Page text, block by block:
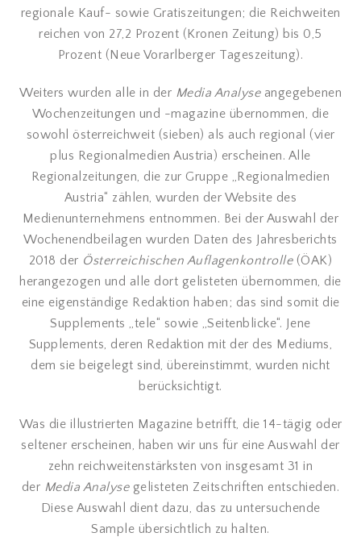
regionale Kauf- sowie Gratiszeitungen; die Reichweiten
reichen von 27,2 Prozent (Kronen Zeitung) bis 0,5
Prozent (Neue Vorarlberger Tageszeitung).
Weiters wurden alle in der Media Analyseangegebenen
Wochenzeitungen und -magazine übernommen, die
sowohl österreichweit (sieben) als auch regional (vier
plus Regionalmedien Austria) erscheinen. Alle
Regionalzeitungen, die zur Gruppe „Regionalmedien
Austria“ zählen, wurden der Website des
Medienunternehmens entnommen. Bei der Auswahl der
Wochenendbeilagen wurden Daten des Jahresberichts
2018 der Österreichischen Auflagenkontrolle(ÖAK)
herangezogen und alle dort gelisteten übernommen, die
eine eigenständige Redaktion haben; das sind somit die
Supplements „tele“ sowie „Seitenblicke“. Jene
Supplements, deren Redaktion mit der des Mediums,
dem sie beigelegt sind, übereinstimmt, wurden nicht
berücksichtigt.
Was die illustrierten Magazine betrifft, die 14-tägig oder
seltener erscheinen, haben wir uns für eine Auswahl der
zehn reichweitenstärksten von insgesamt 31 in
der Media Analysegelisteten Zeitschriften entschieden.
Diese Auswahl dient dazu, das zu untersuchende
Sample übersichtlich zu halten.